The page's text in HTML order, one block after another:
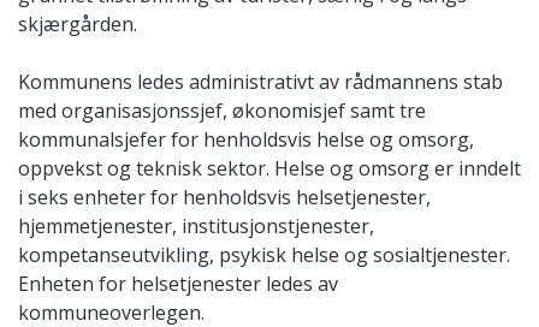
skjærgården.
Kommunens ledes administrativt av rådmannens stab
med organisasjonssjef, økonomisjef samt tre
kommunalsjefer for henholdsvis helse og omsorg,
oppvekst og teknisk sektor. Helse og omsorg er inndelt
i seks enheter for henholdsvis helsetjenester,
hjemmetjenester, institusjonstjenester,
kompetanseutvikling, psykisk helse og sosialtjenester.
Enheten for helsetjenester ledes av
kommuneoverlegen.